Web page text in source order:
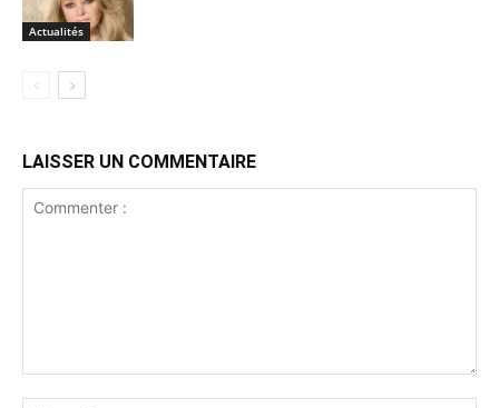
Actualités
LAISSER UN COMMENTAIRE